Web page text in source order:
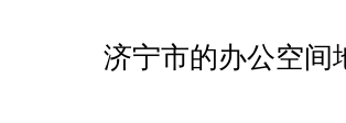
济宁市的办公空间